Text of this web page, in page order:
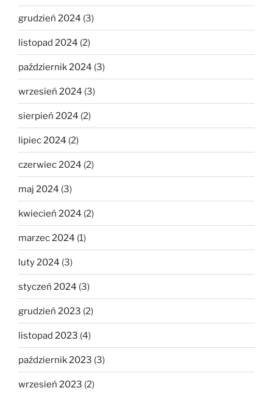
grudzień 2024 (3)
listopad 2024 (2)
październik 2024 (3)
wrzesień 2024 (3)
sierpień 2024 (2)
lipiec 2024 (2)
czerwiec 2024 (2)
maj 2024 (3)
kwiecień 2024 (2)
marzec 2024 (1)
luty 2024 (3)
styczeń 2024 (3)
grudzień 2023 (2)
listopad 2023 (4)
październik 2023 (3)
wrzesień 2023 (2)